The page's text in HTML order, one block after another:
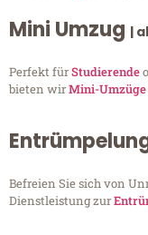
Mini Umzug |
Perfekt fürStudierende
bieten wirMini-Umzüge
Befreien Sie sich von
Dienstleistung zur